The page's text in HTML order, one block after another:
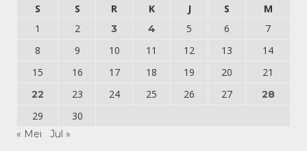
S
S R K J S
M
1
2 3 4 5 6
7
8
9 10 11 12 13
14
15
16 17 18 19 20 21
22 23 24 25 26 27 28
29 30
« Mei Jul »